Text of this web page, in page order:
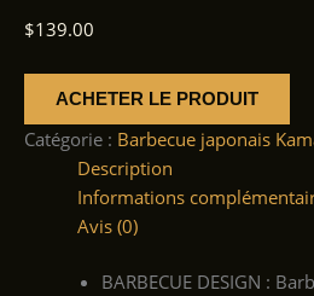
$139.00
ACHETER LE PRODUIT
Catégorie : Barbecue japonais
Description
Informations
Avis (0)
BARBECUE DESIGN :